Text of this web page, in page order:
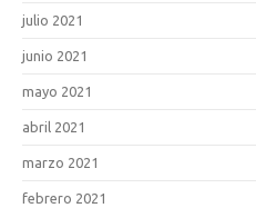
julio 2021
junio 2021
mayo 2021
abril 2021
marzo 2021
febrero 2021